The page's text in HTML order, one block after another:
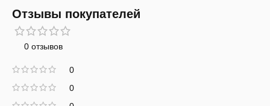
Отзывы покупателей
0 отзывов
0
0